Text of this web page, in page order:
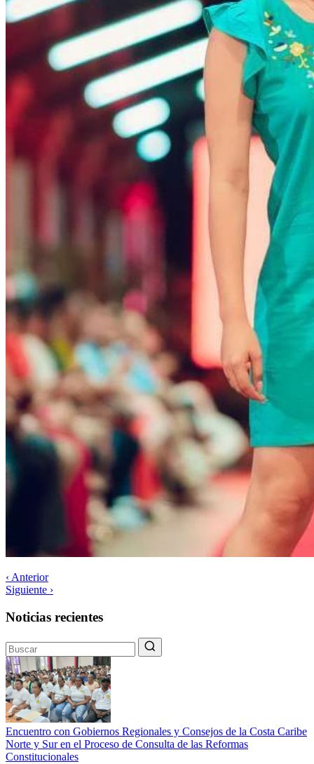
‹ Anterior
Siguiente ›
Noticias recientes
Encuentro con Gobiernos Regionales y Consejos de la Costa Caribe
Norte y Sur en el Proceso de Consulta de las Reformas
Constitucionales